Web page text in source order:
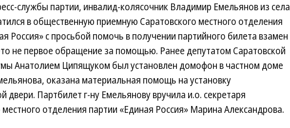
службы партии, инвалид-колясочник Владимир Емельянов из села
в общественную приемную Саратовского местного отделения
Россия» с просьбой помочь в получении партийного билета взамен
не первое обращение за помощью. Ранее депутатом Саратовской
Анатолием Ципящуком был установлен домофон в частном доме
оказана материальная помощь на установку
двери. Партбилет г-ну Емельянову вручила и.о. секретаря
местного отделения партии «Единая Россия» Марина Александрова.